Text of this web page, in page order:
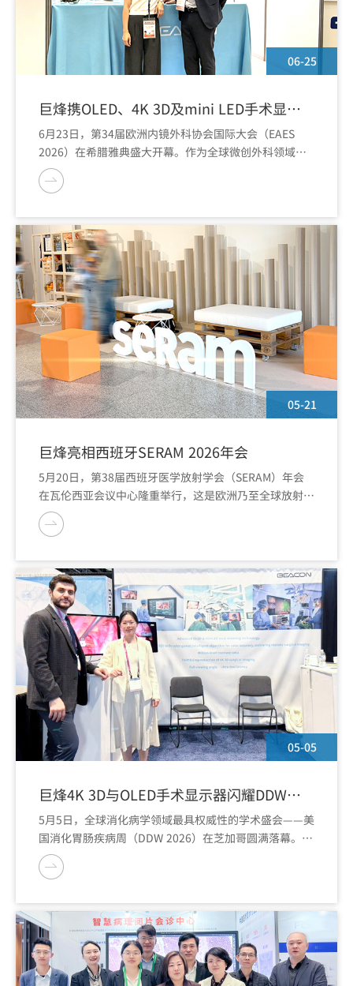
06-25
巨烽携OLED、4K 3D及mini LED手术显示
器亮相EAES 2026
6月23日，第34届欧洲内镜外科协会国际大会（EAES
2026）在希腊雅典盛大开幕。作为全球微创外科领域最
具影响力的学术盛会之一，本届大会汇聚了世界顶尖外科
专家与行业先锋。
05-21
巨烽亮相西班牙SERAM 2026年会
5月20日，第38届西班牙医学放射学会（SERAM）年会
在瓦伦西亚会议中心隆重举行，这是欧洲乃至全球放射学
界最具影响力的学术会议之一，巨烽携病理诊断显示器、
乳腺诊断专用显示器等创新产品精彩亮相。
05-05
巨烽4K 3D与OLED手术显示器闪耀DDW
2026
5月5日，全球消化病学领域最具权威性的学术盛会——美
国消化胃肠疾病周（DDW 2026）在芝加哥圆满落幕。深
圳巨烽携 4K 3D手术医用显示器与 4K OLED手术医用显
示器两款旗舰产品重磅亮相，成为展会现场备受瞩目的焦